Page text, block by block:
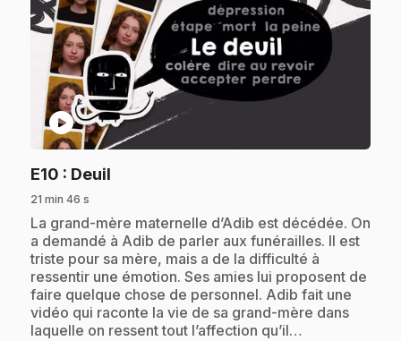
play_circle
E10 : Deuil
21 min 46 s
.La grand-mère maternelle d’Adib est décédée. On
a demandé à Adib de parler aux funérailles. Il est
triste pour sa mère, mais a de la difficulté à
ressentir une émotion. Ses amies lui proposent de
faire quelque chose de personnel. Adib fait une
vidéo qui raconte la vie de sa grand-mère dans
laquelle on ressent tout l’affection qu’il…